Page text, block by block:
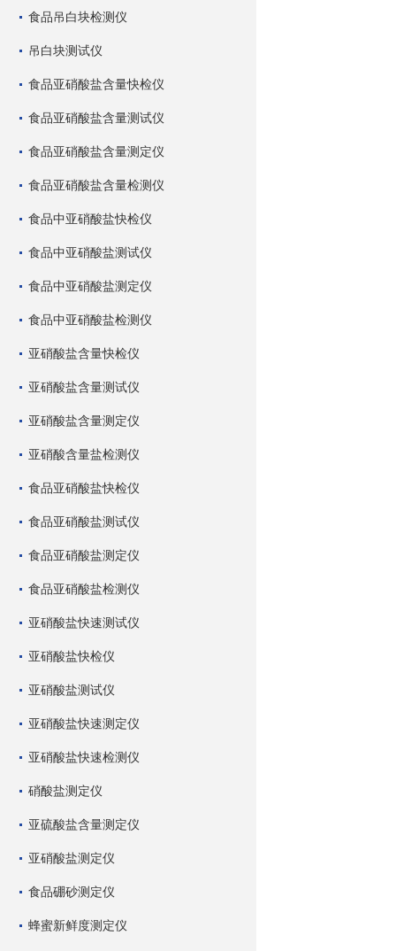
食品吊白块检测仪
吊白块测试仪
食品亚硝酸盐含量快检仪
食品亚硝酸盐含量测试仪
食品亚硝酸盐含量测定仪
食品亚硝酸盐含量检测仪
食品中亚硝酸盐快检仪
食品中亚硝酸盐测试仪
食品中亚硝酸盐测定仪
食品中亚硝酸盐检测仪
亚硝酸盐含量快检仪
亚硝酸盐含量测试仪
亚硝酸盐含量测定仪
亚硝酸含量盐检测仪
食品亚硝酸盐快检仪
食品亚硝酸盐测试仪
食品亚硝酸盐测定仪
食品亚硝酸盐检测仪
亚硝酸盐快速测试仪
亚硝酸盐快检仪
亚硝酸盐测试仪
亚硝酸盐快速测定仪
亚硝酸盐快速检测仪
硝酸盐测定仪
亚硫酸盐含量测定仪
亚硝酸盐测定仪
食品硼砂测定仪
蜂蜜新鲜度测定仪